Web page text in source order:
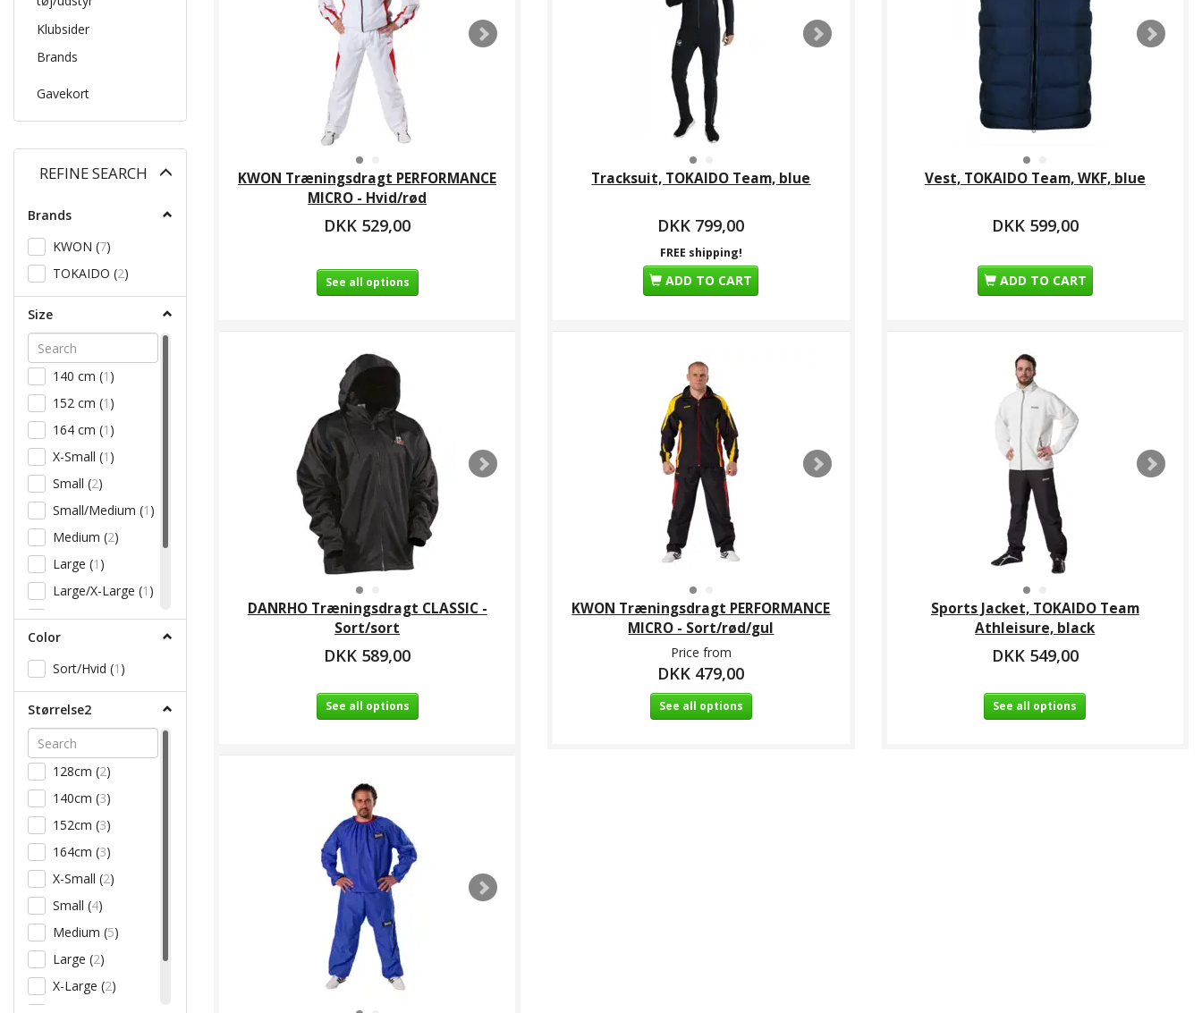
Klubsider
Brands
Gavekort
REFINE SEARCH
Brands
KWON (7)
TOKAIDO (2)
Size
140 cm (1 )
152 cm (1 )
164 cm (1 )
X-Small (1 )
Small (2)
Small/Medium (1 )
Medium (2)
Large (1 )
Large/X-Large (1 )
X-Large(1)
XX-Large
XXX-Large( 1
Color
Sort/Hvid (1 )
Størrelse2
128cm (2)
140cm (3)
152cm (3)
164cm (3)
X-Small (2)
Small (4)
Medium (5)
Large (2)
X-Large (2)
KWON Træningsdragt PERFORMANCE
MICRO - Hvid/rød
DKK 529,00
See all options
Tracksuit, TOKAIDO Team, blue
DKK 799,00
FREE shipping!
ADD TO CART
Vest, TOKAIDO Team, WKF, blue
DKK 599,00
ADD TO CART
DANRHO Træningsdragt CLASSIC -
Sort/sort
DKK 589,00
See all options
KWON Træningsdragt PERFORMANCE
MICRO - Sort/rød/gul
Price from
DKK 479,00
See all options
Sports Jacket, TOKAIDO Team
Athleisure, black
DKK 549,00
See all options